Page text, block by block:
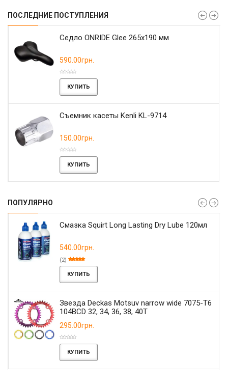
ПОСЛЕДНИЕ ПОСТУПЛЕНИЯ
Седло ONRIDE Glee 265x190 мм
590.00грн.
КУПИТЬ
Съемник касеты Kenli KL-9714
150.00грн.
КУПИТЬ
ПОПУЛЯРНО
Смазка Squirt Long Lasting Dry Lube 120мл
540.00грн.
(2)
КУПИТЬ
Звезда Deckas Motsuv narrow wide 7075-T6
104BCD 32, 34, 36, 38, 40T
295.00грн.
КУПИТЬ